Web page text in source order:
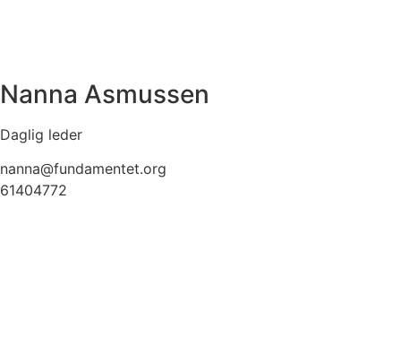
Nanna Asmussen
Daglig leder
nanna@fundamentet.org
61404772